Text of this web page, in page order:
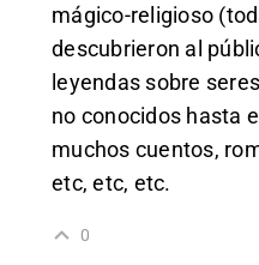
mágico-religioso
descubrieron al
leyendas sobre
no conocidos hasta
muchos cuentos,
etc, etc, etc.
0